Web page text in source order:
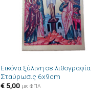
Εικόνα ξύλινη σε λιθογραφία
Σταύρωσις 6x9cm
€5,00 με ΦΠΑ